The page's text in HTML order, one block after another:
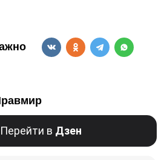
Перейти в Дзен